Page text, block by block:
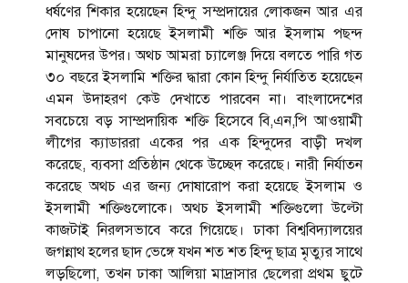
ধর্ষণের শিকার হয়েছেন হিন্দু সম্প্রদায়ের লোকজন আর এর
দোষ চাপানো হয়েছে ইসলামী শক্তি আর ইসলাম পছন্দ
মানুষদের উপর। অথচ আমরা চ্যালেঞ্জ দিয়ে বলতে পারি গত
৩০ বছরে ইসলামি শক্তির দ্ধারা কোন হিন্দু নির্যাতিত হয়েছেন
এমন উদাহরণ কেউ দেখাতে পারবেন না। বাংলাদেশের
সবচেয়ে বড় সাম্প্রদায়িক শক্তি হিসেবে বি,এন,পি আওয়ামী
লীগের ক্যাডাররা একের পর এক হিন্দুদের বাড়ী দখল
করেছে, ব্যবসা প্রতিষ্ঠান থেকে উচ্ছেদ করেছে। নারী নির্যাতন
করেছে অথচ এর জন্য দোষারোপ করা হয়েছে ইসলাম ও
ইসলামী শক্তিগুলোকে। অথচ ইসলামী শক্তিগুলো উল্টো
কাজটাই নিরলসভাবে করে গিয়েছে। ঢাকা বিশ্ববিদ্যালয়ের
জগন্নাথ হলের ছাদ ভেঙ্গে যখন শত শত হিন্দু ছাত্র মৃত্যুর সাথে
লড়ছিলো, তখন ঢাকা আলিয়া মাদ্রাসার ছেলেরা প্রথম ছুটে